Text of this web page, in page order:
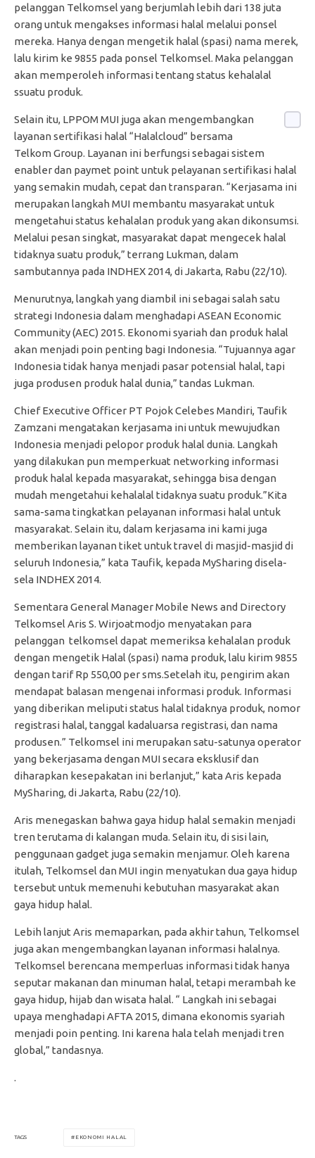
pelanggan Telkomsel yang berjumlah lebih dari 138 juta
orang untuk mengakses informasi halal melalui ponsel
mereka. Hanya dengan mengetik halal (spasi) nama merek,
lalu kirim ke 9855 pada ponsel Telkomsel. Maka pelanggan
akan memperoleh informasi tentang status kehalalal
ssuatu produk.
Selain itu, LPPOM MUI juga akan mengembangkan
layanan sertifikasi halal “Halalcloud” bersama
Telkom Group. Layanan ini berfungsi sebagai sistem
enabler dan paymet point untuk pelayanan sertifikasi halal
yang semakin mudah, cepat dan transparan. “Kerjasama ini
merupakan langkah MUI membantu masyarakat untuk
mengetahui status kehalalan produk yang akan dikonsumsi.
Melalui pesan singkat, masyarakat dapat mengecek halal
tidaknya suatu produk,” terrang Lukman, dalam
sambutannya pada INDHEX 2014, di Jakarta, Rabu (22/10).
Menurutnya, langkah yang diambil ini sebagai salah satu
strategi Indonesia dalam menghadapi ASEAN Economic
Community (AEC) 2015. Ekonomi syariah dan produk halal
akan menjadi poin penting bagi Indonesia. “Tujuannya agar
Indonesia tidak hanya menjadi pasar potensial halal, tapi
juga produsen produk halal dunia,” tandas Lukman.
Chief Executive Officer PT Pojok Celebes Mandiri, Taufik
Zamzani mengatakan kerjasama ini untuk mewujudkan
Indonesia menjadi pelopor produk halal dunia. Langkah
yang dilakukan pun memperkuat networking informasi
produk halal kepada masyarakat, sehingga bisa dengan
mudah mengetahui kehalalal tidaknya suatu produk.”Kita
sama-sama tingkatkan pelayanan informasi halal untuk
masyarakat. Selain itu, dalam kerjasama ini kami juga
memberikan layanan tiket untuk travel di masjid-masjid di
seluruh Indonesia,” kata Taufik, kepada MySharing disela-
sela INDHEX 2014.
Sementara General Manager Mobile News and Directory
Telkomsel Aris S. Wirjoatmodjo menyatakan para
pelanggan telkomsel dapat memeriksa kehalalan produk
dengan mengetik Halal (spasi) nama produk, lalu kirim 9855
dengan tarif Rp 550,00 per sms.Setelah itu, pengirim akan
mendapat balasan mengenai informasi produk. Informasi
yang diberikan meliputi status halal tidaknya produk, nomor
registrasi halal, tanggal kadaluarsa registrasi, dan nama
produsen.” Telkomsel ini merupakan satu-satunya operator
yang bekerjasama dengan MUI secara eksklusif dan
diharapkan kesepakatan ini berlanjut,” kata Aris kepada
MySharing, di Jakarta, Rabu (22/10).
Aris menegaskan bahwa gaya hidup halal semakin menjadi
tren terutama di kalangan muda. Selain itu, di sisi lain,
penggunaan gadget juga semakin menjamur. Oleh karena
itulah, Telkomsel dan MUI ingin menyatukan dua gaya hidup
tersebut untuk memenuhi kebutuhan masyarakat akan
gaya hidup halal.
Lebih lanjut Aris memaparkan, pada akhir tahun, Telkomsel
juga akan mengembangkan layanan informasi halalnya.
Telkomsel berencana memperluas informasi tidak hanya
seputar makanan dan minuman halal, tetapi merambah ke
gaya hidup, hijab dan wisata halal. “ Langkah ini sebagai
upaya menghadapi AFTA 2015, dimana ekonomis syariah
menjadi poin penting. Ini karena hala telah menjadi tren
global,” tandasnya.
.
TAGS EKONOMI HALAL